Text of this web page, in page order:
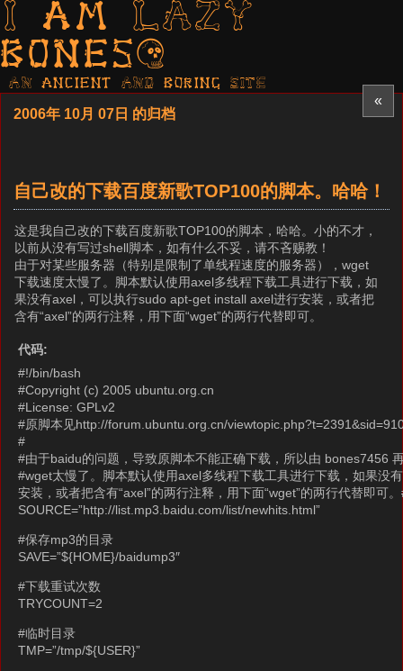
I am LAZY
bones?
AN ancient AND boring SITE
«
2006年 10月 07日 的归档
自己改的下载百度新歌TOP100的脚本。哈哈！
这是我自己改的下载百度新歌TOP100的脚本，哈哈。小的不才，
以前从没有写过shell脚本，如有什么不妥，请不吝赐教！
由于对某些服务器（特别是限制了单线程速度的服务器），wget
下载速度太慢了。脚本默认使用axel多线程下载工具进行下载，如
果没有axel，可以执行sudo apt-get install axel进行安装，或者把
含有“axel”的两行注释，用下面“wget”的两行代替即可。
代码:
#!/bin/bash
#Copyright (c) 2005 ubuntu.org.cn
#License: GPLv2
#原脚本见http://forum.ubuntu.org.cn/
#
#由于baidu的问题，导致原脚本不能正确下载，所以由 bones7456
#wget太慢了。脚本默认使用axel多线程下载工具进行下载，如果没
安装，或者把含有“axel”的两行注释，用下面“wget”的两行代替即可
SOURCE=”http://list.mp3.baidu.com/list/newhits.html”
#保存mp3的目录
SAVE=”${HOME}/baidump3″
#下载重试次数
TRYCOUNT=2
#临时目录
TMP=”/tmp/${USER}”